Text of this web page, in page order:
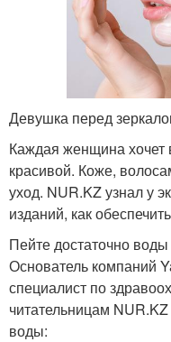
Девушка перед
Каждая женщина хочет
красивой. Коже,
уход. NUR.KZ узнал у
изданий, как
Пейте достаточно воды
Основатель компаний
специалист по
читательницам
воды: